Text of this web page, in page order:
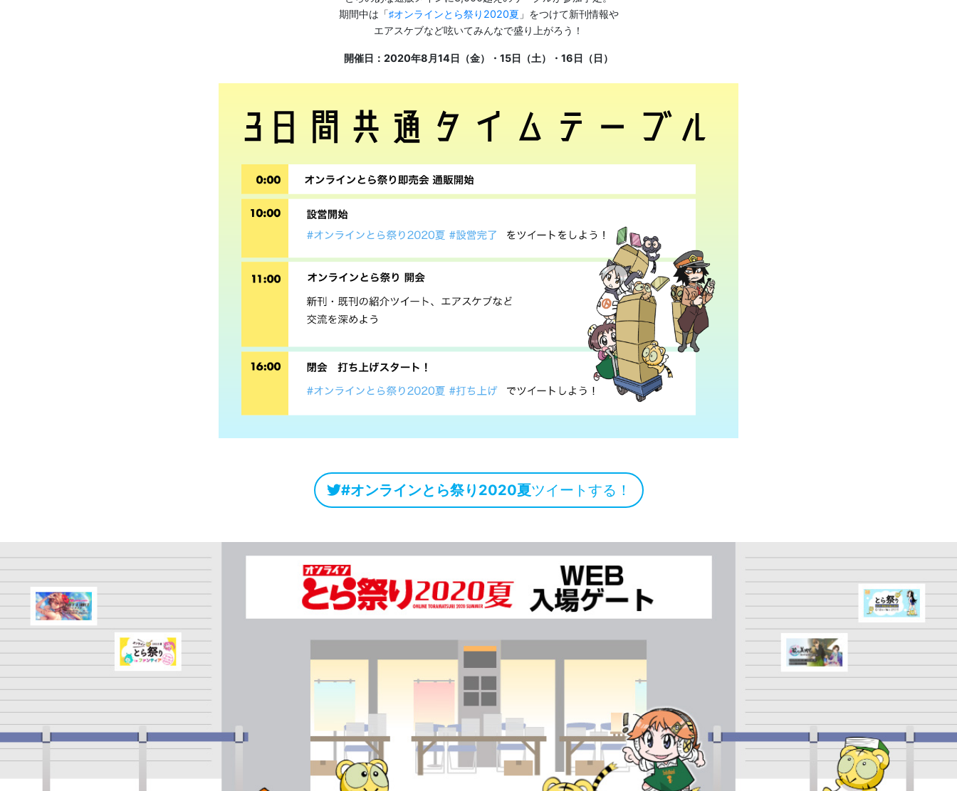
期間中は「♯オンラインとら祭り2020夏 」をつけて新刊情報や
エアスケブなど呟いてみんなで盛り上がろう！
開催日：2020年8月14日（金）・15日（土）・16日（日）
#オンラインとら祭り2020夏ツイートする！